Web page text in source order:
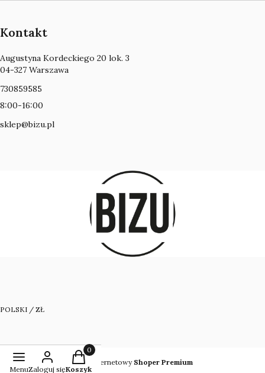
Kontakt
Adres:
Augustyna Kordeckiego 20 lok. 3
04-327 Warszawa
730859585
8:00-16:00
sklep@bizu.pl
POLSKI / ZŁ
Sklep internetowy Shoper Premium
MenuZaloguj się
Produkty w koszyku: 0. Zobacz szczegóły
Koszyk